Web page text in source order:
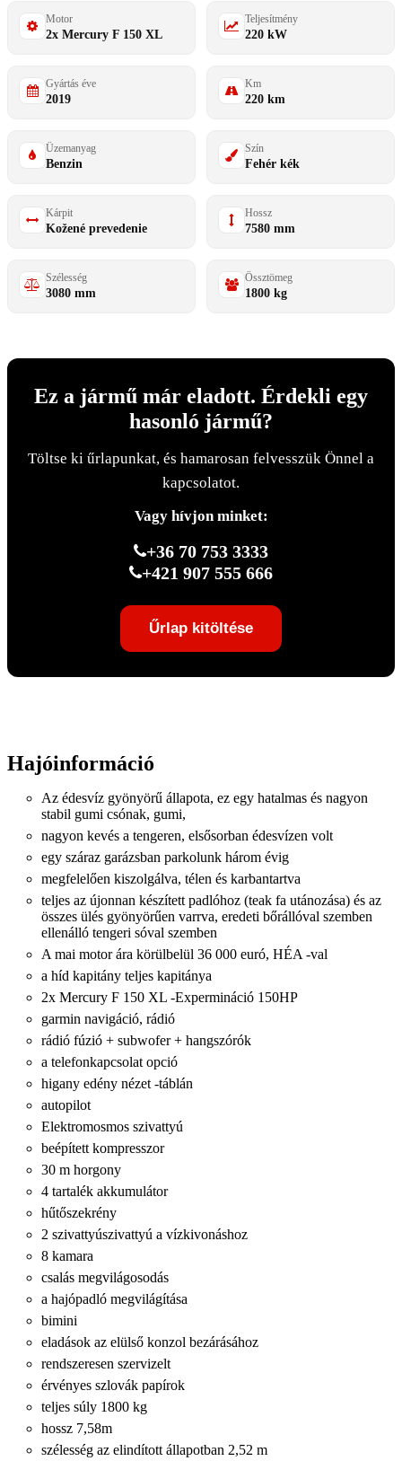
Motor
2x Mercury F 150 XL
Teljesítmény
220 kW
Gyártás éve
2019
Km
220 km
Üzemanyag
Benzin
Szín
Fehér kék
Kárpit
Kožené prevedenie
Hossz
7580 mm
Szélesség
3080 mm
Össztömeg
1800 kg
Ez a jármű már eladott. Érdekli egy
hasonló jármű?
Töltse ki űrlapunkat, és hamarosan felvesszük Önnel a
kapcsolatot.
Vagy hívjon minket:
+36 70 753 3333
+421 907 555 666
Űrlap kitöltése
Hajóinformáció
Az édesvíz gyönyörű állapota, ez egy hatalmas és nagyon
stabil gumi csónak, gumi,
nagyon kevés a tengeren, elsősorban édesvízen volt
egy száraz garázsban parkolunk három évig
megfelelően kiszolgálva, télen és karbantartva
teljes az újonnan készített padlóhoz (teak fa utánozása) és az
összes ülés gyönyörűen varrva, eredeti bőrállóval szemben
ellenálló tengeri sóval szemben
A mai motor ára körülbelül 36 000 euró, HÉA -val
a híd kapitány teljes kapitánya
2x Mercury F 150 XL -Expermináció 150HP
garmin navigáció, rádió
rádió fúzió + subwofer + hangszórók
a telefonkapcsolat opció
higany edény nézet -táblán
autopilot
Elektromosmos szivattyú
beépített kompresszor
30 m horgony
4 tartalék akkumulátor
hűtőszekrény
2 szivattyúszivattyú a vízkivonáshoz
8 kamara
csalás megvilágosodás
a hajópadló megvilágítása
bimini
eladások az elülső konzol bezárásához
rendszeresen szervizelt
érvényes szlovák papírok
teljes súly 1800 kg
hossz 7,58m
szélesség az elindított állapotban 2,52 m